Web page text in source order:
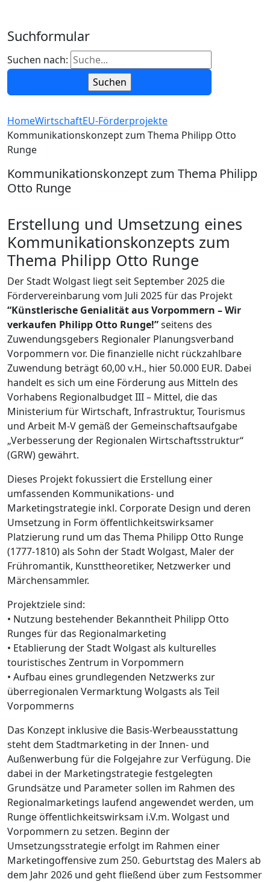
Suchformular
Suchen nach:
Kommunikationskonzept zum Thema Philipp
Otto Runge
HomeWirtschaftEU-Förderprojekte
Kommunikationskonzept zum Thema Philipp Otto
Runge
Erstellung und Umsetzung eines
Kommunikationskonzepts zum
Thema Philipp Otto Runge
Der Stadt Wolgast liegt seit September 2025 die
Fördervereinbarung vom Juli 2025 für das Projekt
“Künstlerische Genialität aus Vorpommern – Wir
verkaufen Philipp Otto Runge!”seitens des
Zuwendungsgebers Regionaler Planungsverband
Vorpommern vor. Die finanzielle nicht rückzahlbare
Zuwendung beträgt 60,00 v.H., hier 50.000 EUR. Dabei
handelt es sich um eine Förderung aus Mitteln des
Vorhabens Regionalbudget III – Mittel, die das
Ministerium für Wirtschaft, Infrastruktur, Tourismus
und Arbeit M-V gemäß der Gemeinschaftsaufgabe
„Verbesserung der Regionalen Wirtschaftsstruktur“
(GRW) gewährt.
Dieses Projekt fokussiert die Erstellung einer
umfassenden Kommunikations- und
Marketingstrategie inkl. Corporate Design und deren
Umsetzung in Form öffentlichkeitswirksamer
Platzierung rund um das Thema Philipp Otto Runge
(1777-1810) als Sohn der Stadt Wolgast, Maler der
Frühromantik, Kunsttheoretiker, Netzwerker und
Märchensammler.
Projektziele sind:
• Nutzung bestehender Bekanntheit Philipp Otto
Runges für das Regionalmarketing
• Etablierung der Stadt Wolgast als kulturelles
touristisches Zentrum in Vorpommern
• Aufbau eines grundlegenden Netzwerks zur
überregionalen Vermarktung Wolgasts als Teil
Vorpommerns
Das Konzept inklusive die Basis-Werbeausstattung
steht dem Stadtmarketing in der Innen- und
Außenwerbung für die Folgejahre zur Verfügung. Die
dabei in der Marketingstrategie festgelegten
Grundsätze und Parameter sollen im Rahmen des
Regionalmarketings laufend angewendet werden, um
Runge öffentlichkeitswirksam i.V.m. Wolgast und
Vorpommern zu setzen. Beginn der
Umsetzungsstrategie erfolgt im Rahmen einer
Marketingoffensive zum 250. Geburtstag des Malers ab
dem Jahr 2026 und geht fließend über zum Festsommer